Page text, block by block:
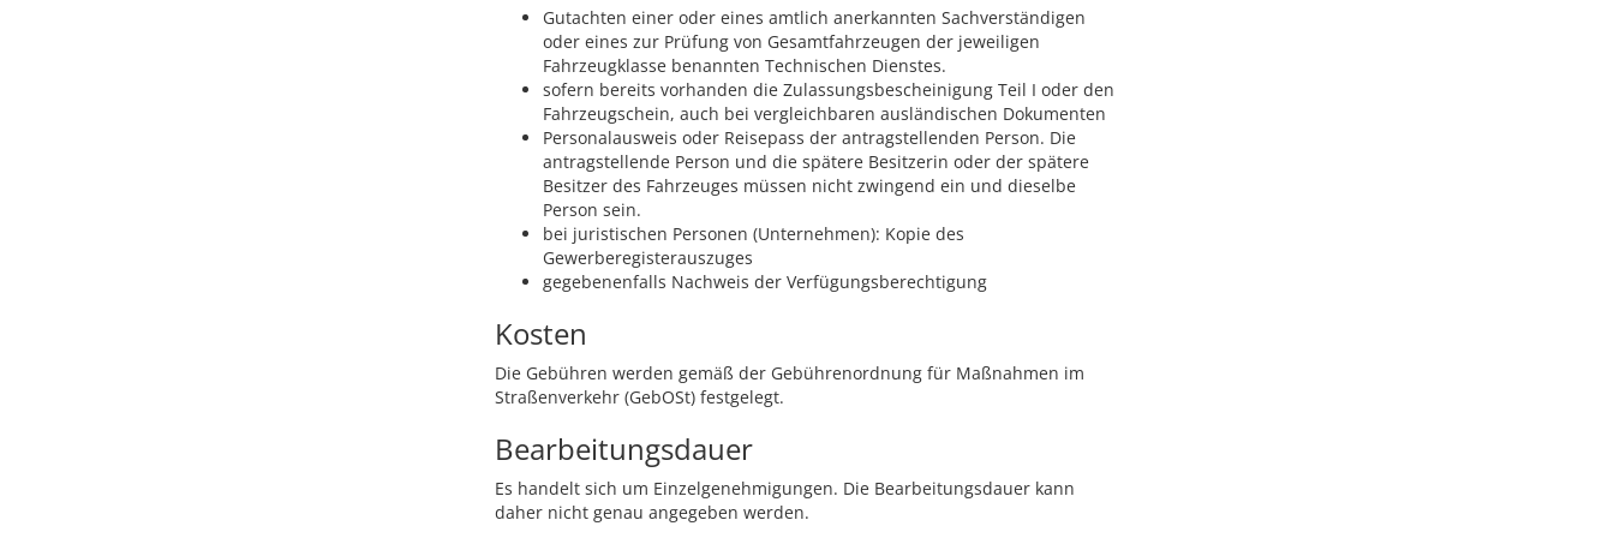
Gutachten einer oder eines amtlich anerkannten Sachverständigen
oder eines zur Prüfung von Gesamtfahrzeugen der jeweiligen
Fahrzeugklasse benannten Technischen Dienstes.
sofern bereits vorhanden die Zulassungsbescheinigung Teil I oder den
Fahrzeugschein, auch bei vergleichbaren ausländischen Dokumenten
Personalausweis oder Reisepass der antragstellenden Person. Die
antragstellende Person und die spätere Besitzerin oder der spätere
Besitzer des Fahrzeuges müssen nicht zwingend ein und dieselbe
Person sein.
bei juristischen Personen (Unternehmen): Kopie des
Gewerberegisterauszuges
gegebenenfalls Nachweis der Verfügungsberechtigung
Kosten
Die Gebühren werden gemäß der Gebührenordnung für Maßnahmen im
Straßenverkehr (GebOSt) festgelegt.
Bearbeitungsdauer
Es handelt sich um Einzelgenehmigungen. Die Bearbeitungsdauer kann
daher nicht genau angegeben werden.